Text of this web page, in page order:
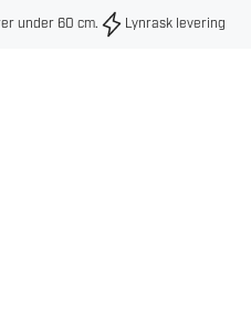
under 60 cm. Lynrask levering